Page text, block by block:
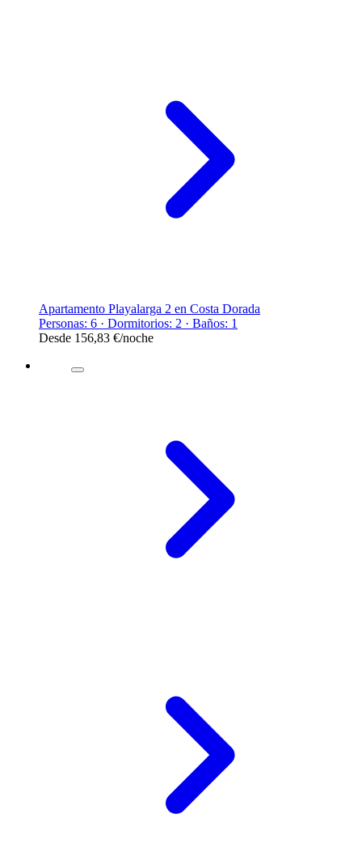
Apartamento Playalarga 2 en Costa Dorada
Personas: 6 · Dormitorios: 2 · Baños: 1
Desde 156,83 €/noche